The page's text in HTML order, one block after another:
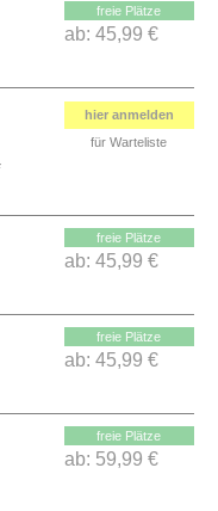
freie Plätze
ab: 45,99 €
hier anmelden
für Warteliste
freie Plätze
ab: 45,99 €
freie Plätze
ab: 45,99 €
freie Plätze
ab: 59,99 €